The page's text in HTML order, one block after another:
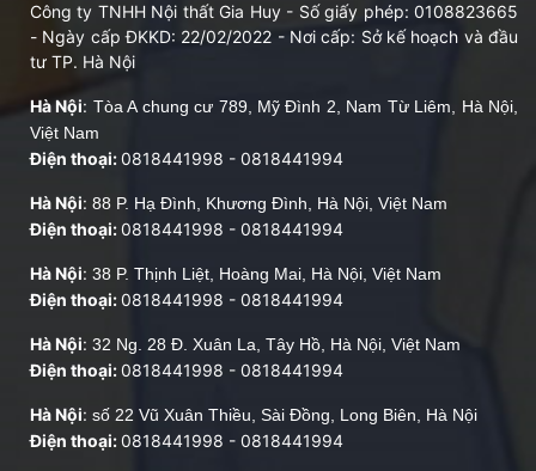
4.2. Phim cách nhiệt truyền sáng vừa phải (độ truyền
sáng 20 – 35%)
10%)
5. Nội thất Gia Huy - Địa chỉ dán phim cách nhiệt uy tín,
Bạn không muốn người bên ngoài nhìn vào trong
xe, trong nhà?
Đi ô tô nhưng vẫn phải bôi kem chống nắng hay
dùng rèm che nắng?
Điều hoà tại văn phòng, nhà ở hay nhà máy
chạy hết công suất nhưng vẫn chưa thấy mát?
Công ty TNHH Nội thất Gia Huy - Số giấy phép: 0108823665
- Ngày cấp ĐKKD: 22/02/2022 - Nơi cấp: Sở kế hoạch và đầu
tư TP. Hà Nội
Hà Nội: Tòa A chung cư 789, Mỹ Đình 2, Nam Từ Liêm, Hà Nội,
Việt Nam
Điện thoại:0818441998 - 0818441994
Hà Nội: 88 P. Hạ Đình, Khương Đình, Hà Nội, Việt Nam
Điện thoại:0818441998 - 0818441994
Hà Nội: 38 P. Thịnh Liệt, Hoàng Mai, Hà Nội, Việt Nam
Điện thoại:0818441998 - 0818441994
Hà Nội: 32 Ng. 28 Đ. Xuân La, Tây Hồ, Hà Nội, Việt Nam
Điện thoại:0818441998 - 0818441994
Hà Nội: số 22 Vũ Xuân Thiều, Sài Đồng, Long Biên, Hà Nội
Điện thoại:0818441998 - 0818441994